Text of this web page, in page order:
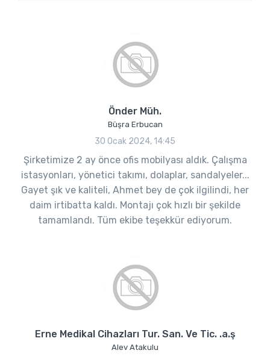
Önder Müh.
Büşra Erbucan
30 Ocak 2024, 14:45
Şirketimize 2 ay önce ofis mobilyası aldık. Çalışma
istasyonları, yönetici takımı, dolaplar, sandalyeler...
Gayet şık ve kaliteli, Ahmet bey de çok ilgilindi, her
daim irtibatta kaldı. Montajı çok hızlı bir şekilde
tamamlandı. Tüm ekibe teşekkür ediyorum.
Erne Medikal Cihazları Tur. San. Ve Tic. .a.ş
Alev Atakulu